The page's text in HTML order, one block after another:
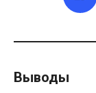
Выводы